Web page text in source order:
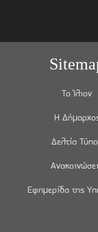
Το Ίλιον
Η
Δελτία
Εφημερίδα της